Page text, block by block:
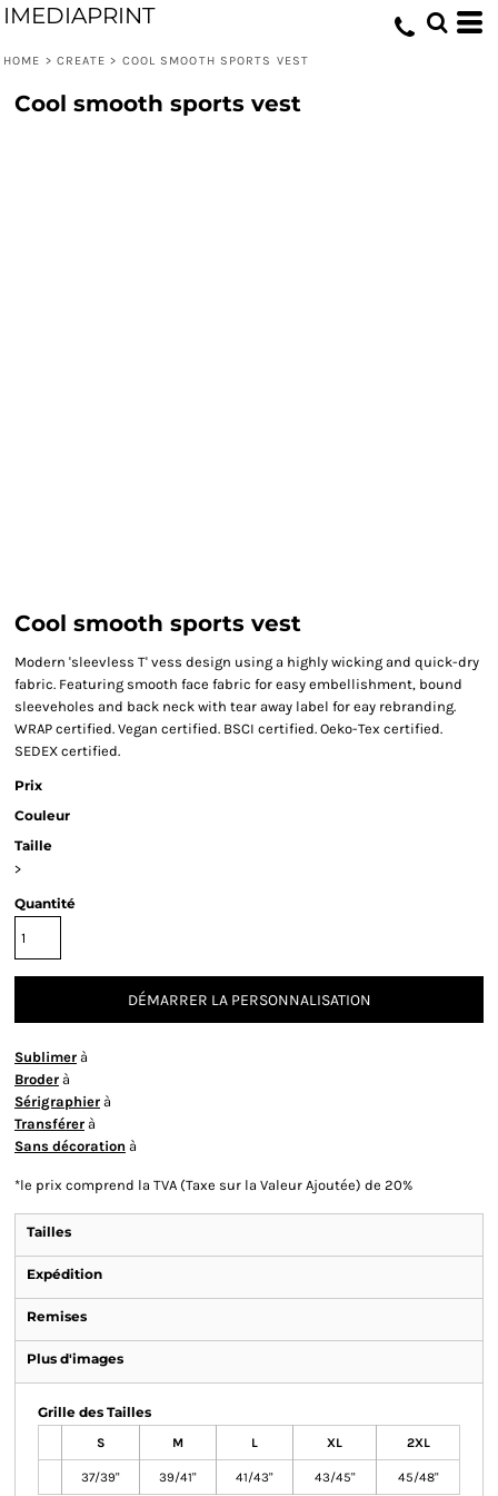
IMEDIAPRINT
HOME > CREATE > COOL SMOOTH SPORTS VEST
Cool smooth sports vest
Cool smooth sports vest
Modern 'sleevless T' vess design using a highly wicking and quick-dry
fabric. Featuring smooth face fabric for easy embellishment, bound
sleeveholes and back neck with tear away label for eay rebranding.
WRAP certified. Vegan certified. BSCI certified. Oeko-Tex certified.
SEDEX certified.
Prix
Couleur
Taille
>
Quantité
DÉMARRER LA PERSONNALISATION
Sublimer à
Broder à
Sérigraphier à
Transférer à
Sans décoration à
*le prix comprend la TVA (Taxe sur la Valeur Ajoutée) de 20%
Tailles
Expédition
Remises
Plus d'images
Grille des Tailles
S M L XL 2XL
37/39" 39/41" 41/43" 43/45" 45/48"